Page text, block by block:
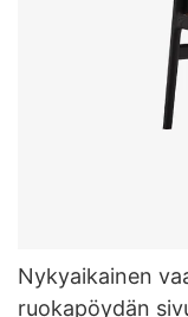
Nykyaikainen
ruokapöydän